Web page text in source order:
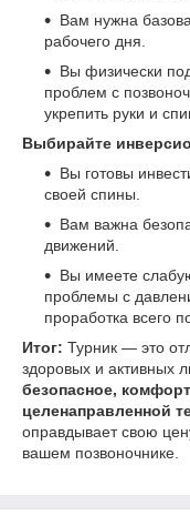
Вам нужна
рабочего дня.
Вы физически
проблем с
укрепить руки и
Выбирайте
Вы готовы
своей спины.
Вам важна
движений.
Вы имеете
проблемы с
проработка всего
Итог: Турник — это
здоровых и активных
безопасное,
целенаправленной
оправдывает свою
вашем позвоночнике.